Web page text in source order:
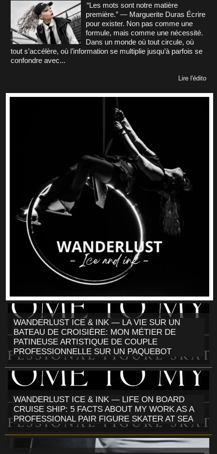
“Les mots sont notre matière
première.” — Marguerite Duras Écrire
pour exister. Non pas comme une
formule, mais comme une nécessité.
Dans un monde où tout circule, où
tout s’accélère, où l’information se multiplie jusqu’à parfois se
confondre avec...
Lire l'édito
WANDERLUST ICE & INK — LA VIE SUR UN
BATEAU DE CROISIÈRE: MON MÉTIER DE
PATINEUSE ARTISTIQUE DE COUPLE
PROFESSIONNELLE SUR UN PAQUEBOT
WANDERLUST ICE & INK — LIFE ON BOARD
CRUISE SHIP: 5 FACTS ABOUT MY WORK AS A
PROFESSIONAL PAIR FIGURE SKATER AT SEA